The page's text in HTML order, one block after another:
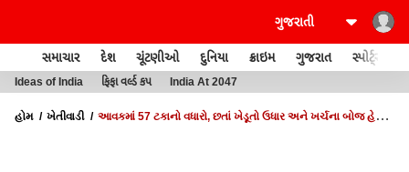
સમાચાર દેશ ચૂંટણીઓ દુનિયા ક્રાઇમ ગુજરાત સ્પોર્ટ્સ
Ideas of India ફિફા વર્લ્ડ કપ India At 2047
હોમ ખેતીવાડી
આવકમાં 57 ટકાનો વધારો, છતાં ખેડૂતો ઉધાર અને ખર્ચના બોજ હેઠળ